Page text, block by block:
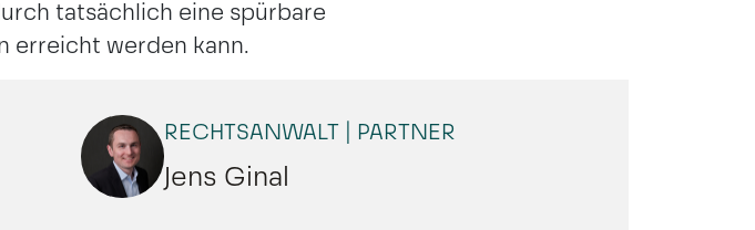
tatsächlich eine spürbare
erreicht werden kann.
RECHTSANWALT | PARTNER
Jens Ginal